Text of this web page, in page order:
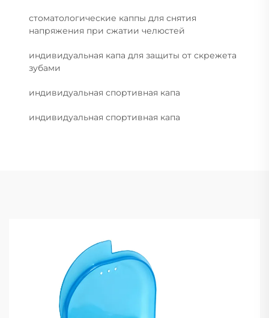
стоматологические каппы для снятия
напряжения при сжатии челюстей
индивидуальная капа для защиты от скрежета
зубами
индивидуальная спортивная капа
индивидуальная спортивная капа